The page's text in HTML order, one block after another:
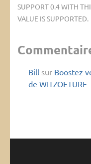
SUPPORT 0.4 WITH
VALUE IS SUPPORTED.
Bill sur Boostez
de WITZOETURF